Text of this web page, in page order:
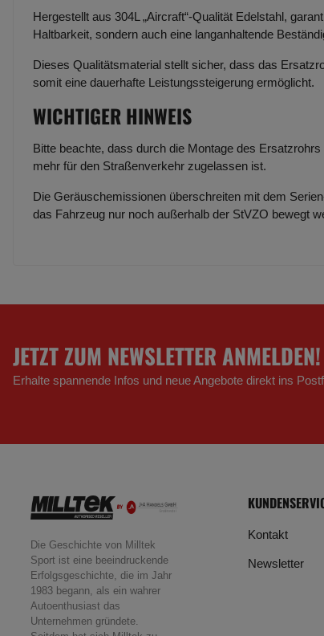
Hergestellt aus 304L „Aircraft“-Qualität Edelstahl,
Haltbarkeit, sondern auch eine langanhaltende
Dieses Qualitätsmaterial stellt sicher, dass das
somit eine dauerhafte Leistungssteigerung ermöglicht.
WICHTIGER HINWEIS
Bitte beachte, dass durch die Montage des
mehr für den Straßenverkehr zugelassen ist.
Die Geräuschemissionen überschreiten mit dem
das Fahrzeug nur noch außerhalb der StVZO bewegt
JETZT ZUM NEWSLETTER ANMELDEN!
Erhalte spannende Infos und neue Angebote direkt ins
Die Geschichte von Milltek
Sport ist eine beeindruckende
Erfolgsgeschichte, die im Jahr
1983 begann, als ein wahrer
Autoenthusiast das
Unternehmen gründete.
Kontakt
Newsletter